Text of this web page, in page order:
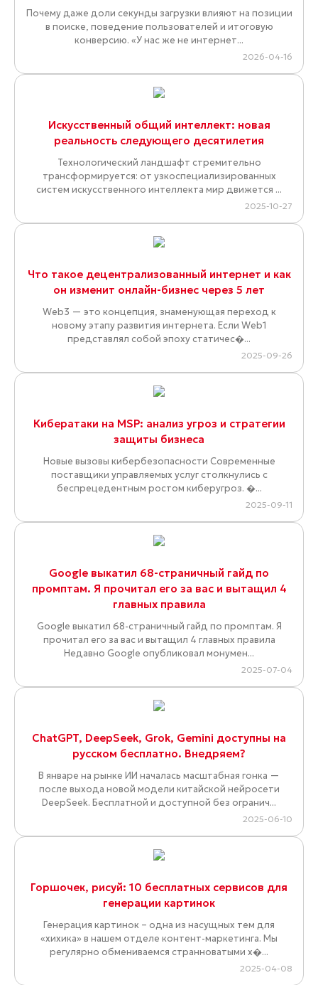
Почему даже доли секунды загрузки влияют на позиции
в поиске, поведение пользователей и итоговую
конверсию. «У нас же не интернет...
2026-04-16
Искусственный общий интеллект: новая
реальность следующего десятилетия
Технологический ландшафт стремительно
трансформируется: от узкоспециализированных
систем искусственного интеллекта мир движется ...
2025-10-27
Что такое децентрализованный интернет и как
он изменит онлайн-бизнес через 5 лет
Web3 — это концепция, знаменующая переход к
новому этапу развития интернета. Если Web1
представлял собой эпоху статичес�...
2025-09-26
Кибератаки на MSP: анализ угроз и стратегии
защиты бизнеса
Новые вызовы кибербезопасности Современные
поставщики управляемых услуг столкнулись с
беспрецедентным ростом киберугроз. �...
2025-09-11
Google выкатил 68-страничный гайд по
промптам. Я прочитал его за вас и вытащил 4
главных правила
Google выкатил 68-страничный гайд по промптам. Я
прочитал его за вас и вытащил 4 главных правила
Недавно Google опубликовал монумен...
2025-07-04
ChatGPT, DeepSeek, Grok, Gemini доступны на
русском бесплатно. Внедряем?
В январе на рынке ИИ началась масштабная гонка —
после выхода новой модели китайской нейросети
DeepSeek. Бесплатной и доступной без огранич...
2025-06-10
Горшочек, рисуй: 10 бесплатных сервисов для
генерации картинок
Генерация картинок – одна из насущных тем для
«хихика» в нашем отделе контент-маркетинга. Мы
регулярно обмениваемся странноватыми х�...
2025-04-08